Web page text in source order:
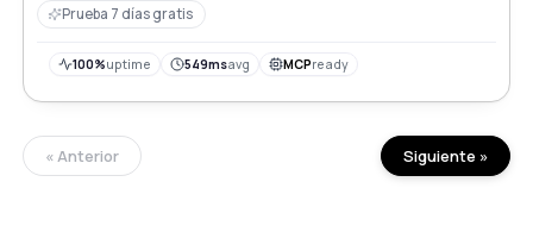
Prueba 7 días gratis
100%uptime 549msavg MCPready
« Anterior Siguiente »